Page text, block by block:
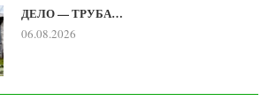
ДЕЛО — ТРУБА…
06.08.2026